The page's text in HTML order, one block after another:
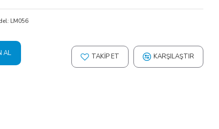
LM056
AL TAKIP ET KARŞILAŞTIR